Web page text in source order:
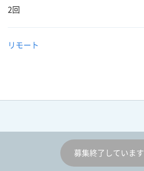
2回
リモート
募集終了しています